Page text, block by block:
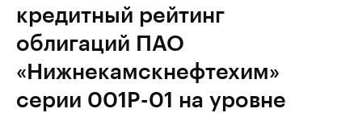
кредитный рейтинг
облигаций ПАО
«Нижнекамскнефтехим»
серии 001P-01 на уровне